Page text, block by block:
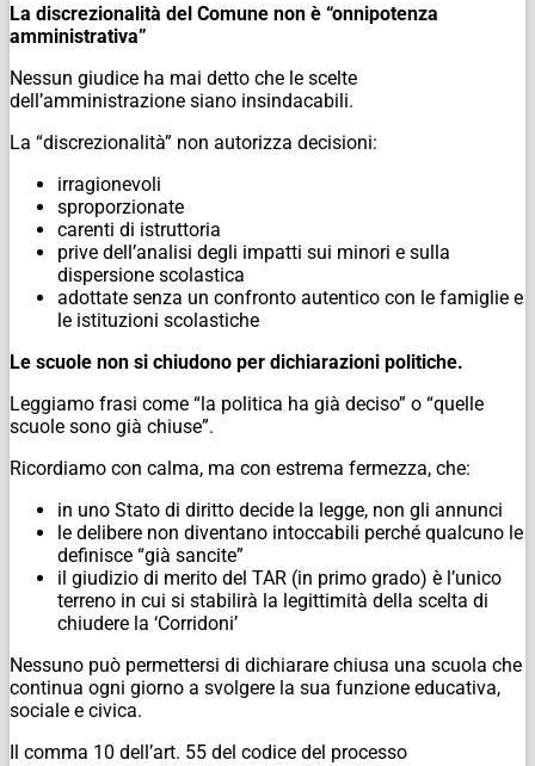
La discrezionalità del Comune non è “onnipotenza
amministrativa”
Nessun giudice ha mai detto che le scelte
dell’amministrazione siano insindacabili.
La “discrezionalità” non autorizza decisioni:
irragionevoli
sproporzionate
carenti di istruttoria
prive dell’analisi degli impatti sui minori e sulla
dispersione scolastica
adottate senza un confronto autentico con le famiglie e
le istituzioni scolastiche
Le scuole non si chiudono per dichiarazioni politiche.
Leggiamo frasi come “la politica ha già deciso” o “quelle
scuole sono già chiuse”.
Ricordiamo con calma, ma con estrema fermezza, che:
in uno Stato di diritto decide la legge, non gli annunci
le delibere non diventano intoccabili perché qualcuno le
definisce “già sancite”
il giudizio di merito del TAR (in primo grado) è l’unico
terreno in cui si stabilirà la legittimità della scelta di
chiudere la ‘Corridoni’
Nessuno può permettersi di dichiarare chiusa una scuola che
continua ogni giorno a svolgere la sua funzione educativa,
sociale e civica.
Il comma 10 dell’art. 55 del codice del processo